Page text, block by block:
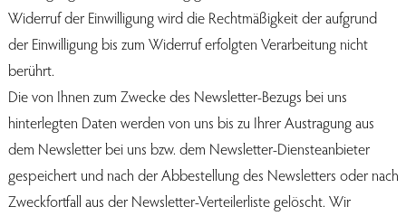
Widerruf der Einwilligung wird die Rechtmäßigkeit der aufgrund
der Einwilligung bis zum Widerruf erfolgten Verarbeitung nicht
berührt.
Die von Ihnen zum Zwecke des Newsletter-Bezugs bei uns
hinterlegten Daten werden von uns bis zu Ihrer Austragung aus
dem Newsletter bei uns bzw. dem Newsletter-Diensteanbieter
gespeichert und nach der Abbestellung des Newsletters oder nach
Zweckfortfall aus der Newsletter-Verteilerliste gelöscht. Wir